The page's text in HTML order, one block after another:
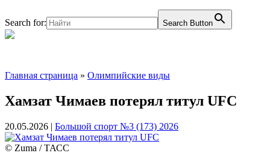
Search for: Search Button
Главная страница » Олимпийские виды
Хамзат Чимаев потерял титул UFC
20.05.2026 | Большой спорт №3 (173) 2026
© Zuma / ТАСС